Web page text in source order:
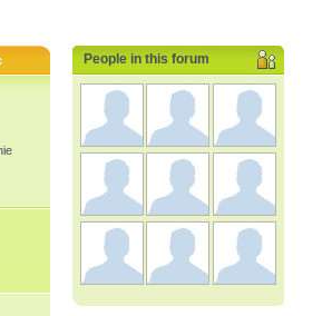
People in this forum